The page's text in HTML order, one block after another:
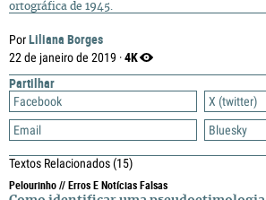
PorLiliana Borges
22 de janeiro de 2019 ·4K
Partilhar
Facebook
X (twitter)
Email
Bluesky
Textos Relacionados(15)
Pelourinho // Erros E Notícias Falsas
ortográfica de 1945.